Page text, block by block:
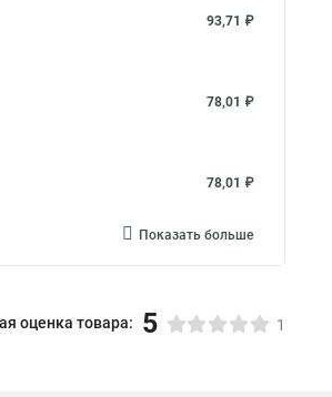
93,71 ₽
78,01 ₽
78,01 ₽
Показать больше
оценка товара: 5 1